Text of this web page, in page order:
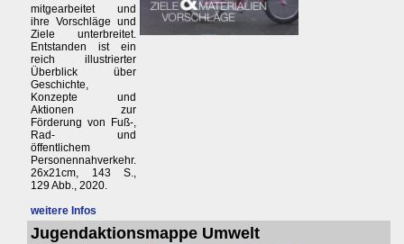
mitgearbeitet und
ihre Vorschläge und
Ziele unterbreitet.
Entstanden ist ein
reich illustrierter
Überblick über
Geschichte,
Konzepte und
Aktionen zur
Förderung von Fuß-,
Rad- und
öffentlichem
Personennahverkehr.
26x21cm, 143 S.,
129 Abb., 2020.
weitere Infos
Jugendaktionsmappe Umwelt